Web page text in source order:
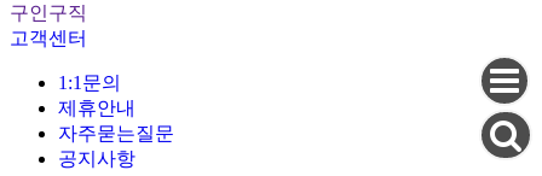
구인구직
고객센터
1:1문의
제휴안내
자주묻는질문
공지사항